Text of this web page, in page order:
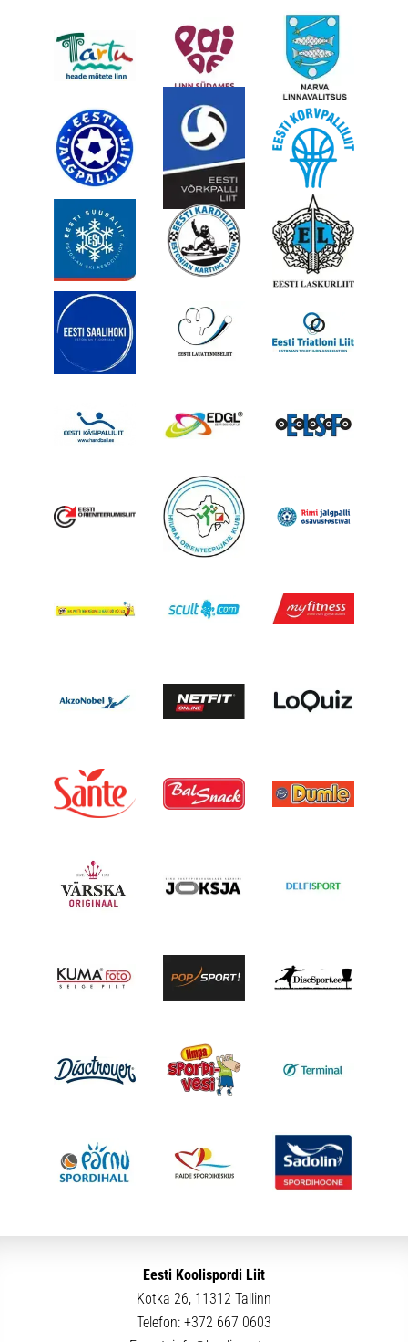
Eesti Koolispordi Liit
Kotka 26, 11312 Tallinn
Telefon: +372 667 0603